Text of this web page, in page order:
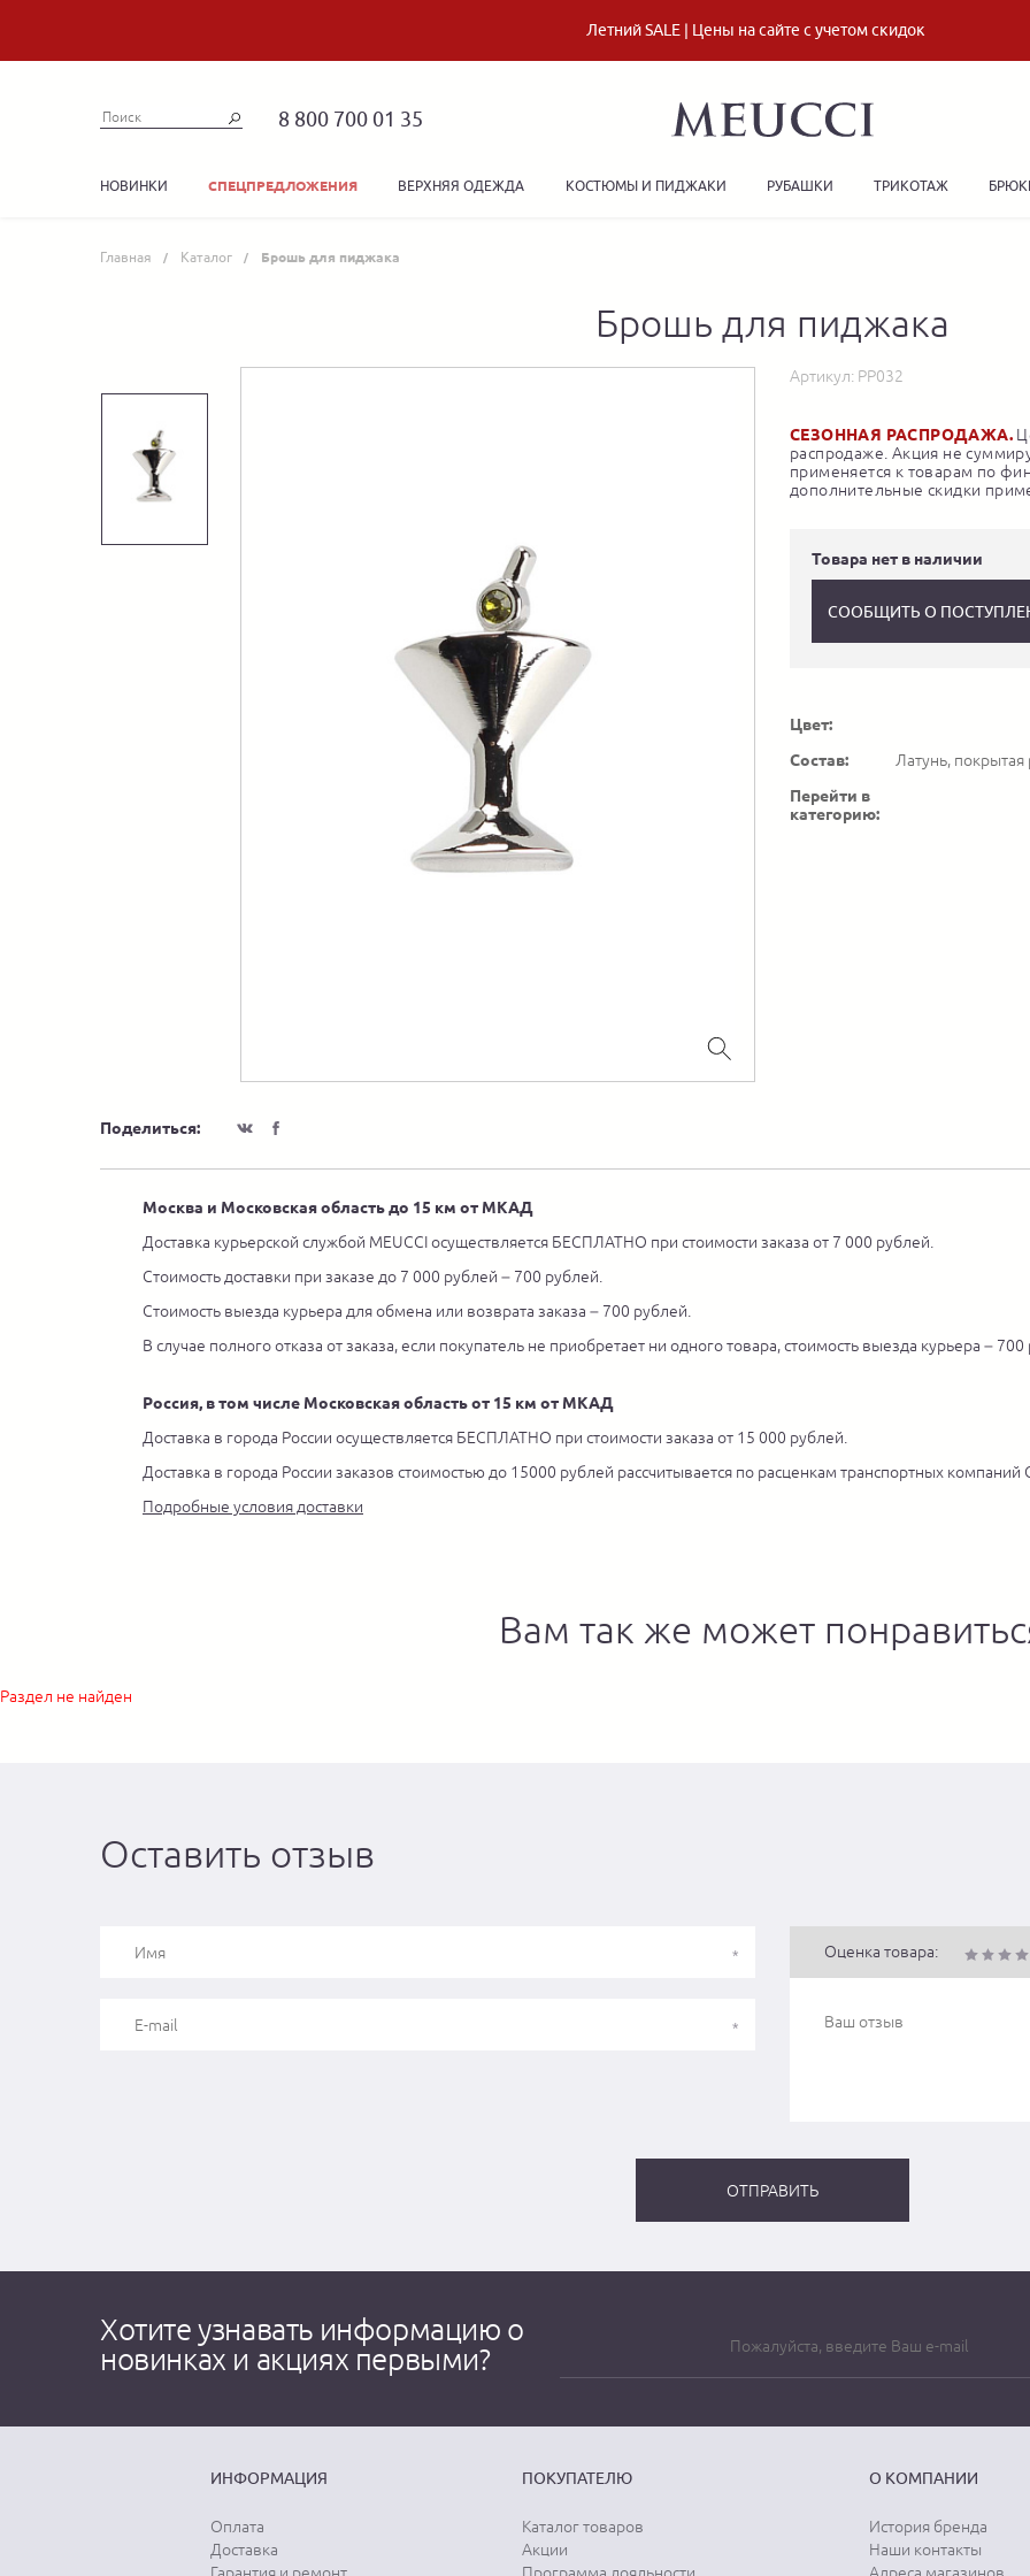
Летний SALE | Цены на сайте с учетом скидок
8 800 700 01 35
НОВИНКИ СПЕЦПРЕДЛОЖЕНИЯ ВЕРХНЯЯ ОДЕЖДА КОСТЮМЫ И ПИДЖАКИ РУБАШКИ ТРИКОТАЖ
Главная Каталог Брошь для пиджака
Брошь для пиджака
Поделиться:
Артикул: PP032
СЕЗОННАЯ РАСПРОДАЖА.
распродаже. Акция не
применяется к товарам по
дополнительные скидки
Товара нет в наличии
СООБЩИТЬ О
Цвет:
Состав:
Латунь,
Перейти в
категорию:
Москва и Московская область до 15 км от МКАД
Доставка курьерской службой MEUCCI осуществляется БЕСПЛАТНО при стоимости заказа от 7 000 рублей.
Стоимость доставки при заказе до 7 000 рублей – 700 рублей.
Стоимость выезда курьера для обмена или возврата заказа – 700 рублей.
В случае полного отказа от заказа, если покупатель не приобретает ни одного товара, стоимость выезда курьера –
Россия, в том числе Московская область от 15 км от МКАД
Доставка в города России осуществляется БЕСПЛАТНО при стоимости заказа от 15 000 рублей.
Доставка в города России заказов стоимостью до 15000 рублей рассчитывается по расценкам транспортных компаний
Подробные условия доставки
Вам так же может
Раздел не найден
Оставить отзыв
Оценка товара:
Хотите узнавать информацию о
новинках и акциях первыми?
ИНФОРМАЦИЯ
Оплата
Доставка
ПОКУПАТЕЛЮ
Каталог товаров
Акции
О КОМПАНИИ
История бренда
Наши контакты